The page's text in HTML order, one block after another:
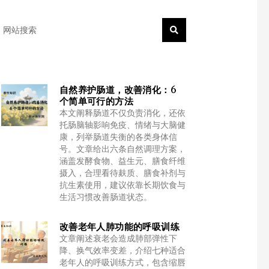
自然养护肠道，改善消化：6
个简单可行的方法
本文阐释肠道不仅负责消化，还依
托肠脑轴影响免疫、情绪与大脑健
康，列举肠道失衡的各类身体信
号。文章给出六条自然调理方案，
涵盖发酵食物、益生元、膳食纤维
摄入，合理看待麸质、膳食补剂与
抗生素使用，建议依靠长期饮食与
生活习惯改善肠道状态。
改善老年人肺功能的呼吸训练
文章阐述衰老会造成肺部弹性下
降、换气效率变差，介绍七种适合
老年人的呼吸训练方式，包含缩唇